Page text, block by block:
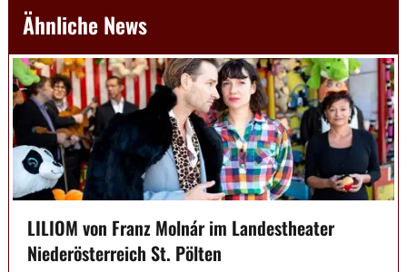
Ähnliche News
LILIOM von Franz Molnár im Landestheater
Niederösterreich St. Pölten